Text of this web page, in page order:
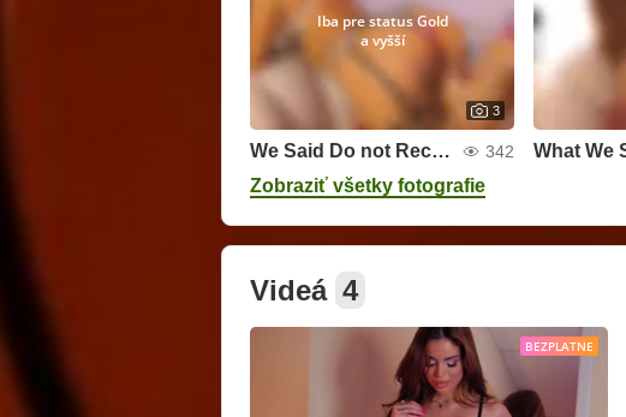
Iba pre status Gold
a vyšší
3
We Said Do not Record 342
Zobraziť všetky fotografie
Videá 4
BEZPLATNE